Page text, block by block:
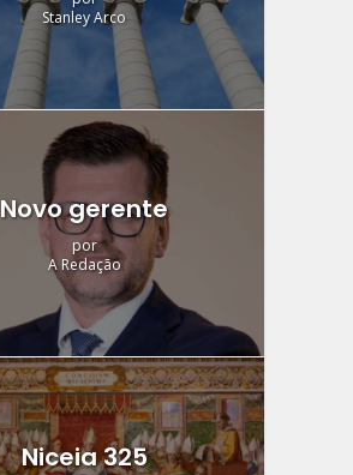
Stanley Arco
Novo gerente
por
A Redação
Niceia 325